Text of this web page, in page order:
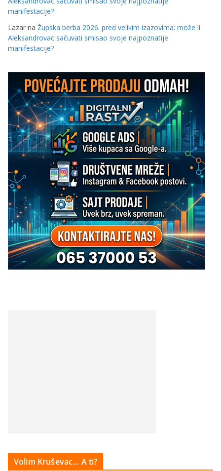
manifestacije?
Lazar na Župska berba 2026. pred velikim izazovima: može li
Aleksandrovac sačuvati smisao svoje najpoznatije
manifestacije?
Volim Kruševac… A ti?